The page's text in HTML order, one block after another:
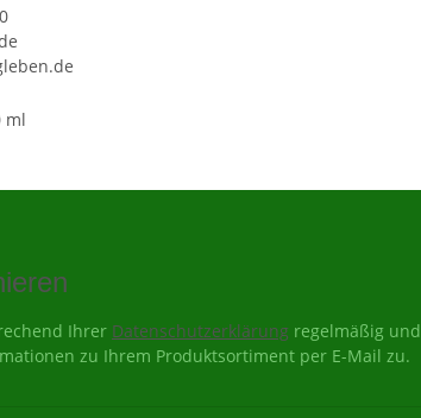
ml
Ihrer Datenschutzerklärung regelmäßig und
zu Ihrem Produktsortiment per E-Mail zu.